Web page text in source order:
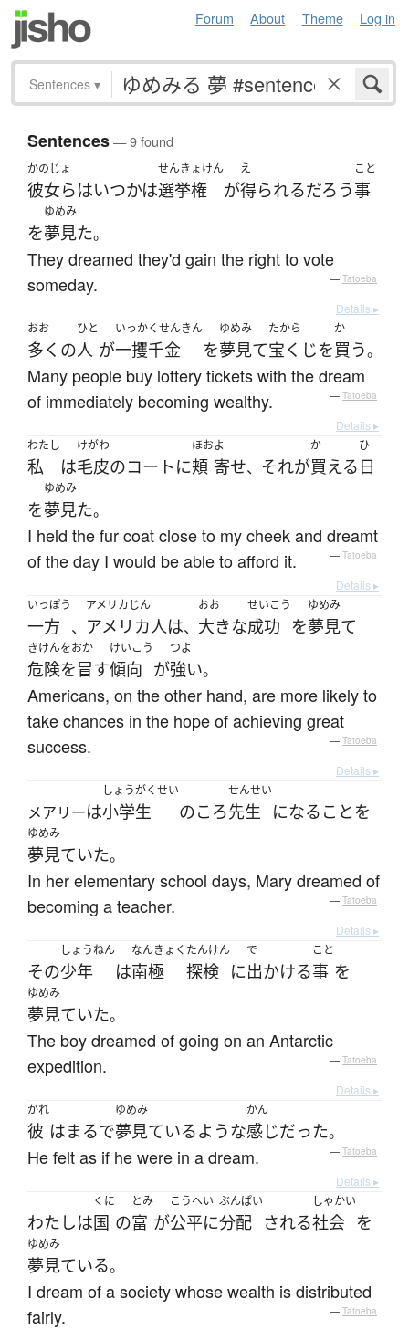
Forum About Theme Log in
Sentences ▾
Sentences— 9 found
かのじょ
彼女らはいつかは
せんきょけん
選挙権 が
え
得られるだろう
こと
事
を
ゆめみ
夢見た。
They dreamed they'd gain the right to vote
someday.
— Tatoeba
Details ▸
おお
多く の
ひと
人 が
いっかくせんきん
一攫千金 を
ゆめみ
夢見て
たから
宝くじを
か
買う。
Many people buy lottery tickets with the dream
of immediately becoming wealthy.
— Tatoeba
Details ▸
わたし
私 は
けがわ
毛皮のコート に
ほお
頬
よ
寄せ、 それが
か
買える
ひ
日
を
ゆめみ
夢見た。
I held the fur coat close to my cheek and dreamt
of the day I would be able to afford it.
— Tatoeba
Details ▸
いっぽう
一方 、
アメリカじん
アメリカ人は、
おお
大きな
せいこう
成功 を
ゆめみ
夢見て
きけんをおか
危険を冒す
けいこう
傾向 が
つよ
強い。
Americans, on the other hand, are more likely to
take chances in the hope of achieving great
success.
— Tatoeba
Details ▸
メアリーは
しょうがくせい
小学生 のころ
せんせい
先生 になる ことを
ゆめみ
夢見ていた。
In her elementary school days, Mary dreamed of
becoming a teacher.
— Tatoeba
Details ▸
その
しょうねん
少年 は
なんきょく
南極
たんけん
探検 に
で
出かける
こと
事 を
ゆめみ
夢見ていた。
The boy dreamed of going on an Antarctic
expedition.
— Tatoeba
Details ▸
かれ
彼 はまるで
ゆめみ
夢見ているような
かん
感じだった。
He felt as if he were in a dream. — Tatoeba
Details ▸
わたしは
くに
国 の
とみ
富 が
こうへい
公平に
ぶんぱい
分配 される
しゃかい
社会 を
ゆめみ
夢見ている。
I dream of a society whose wealth is distributed
fairly.
— Tatoeba